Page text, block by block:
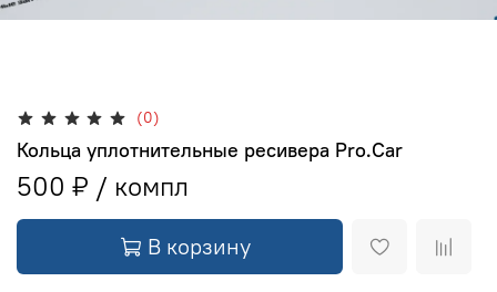
(0)
Кольца уплотнительные ресивера Pro.Car
500 ₽
В корзину